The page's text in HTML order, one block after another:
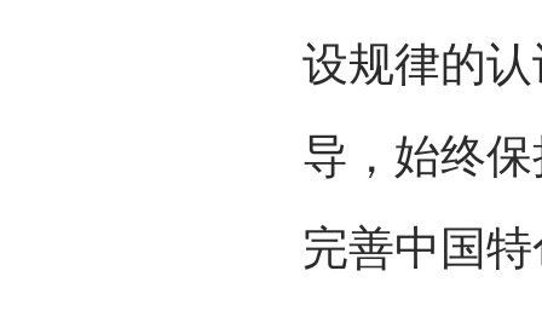
设规律的
导，始终
完善中国